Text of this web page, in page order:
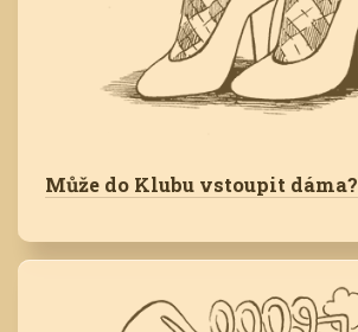
Může do Klubu vstoupit dáma?